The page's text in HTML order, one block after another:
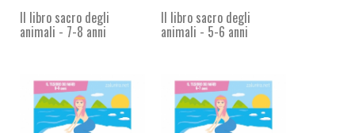
Il libro sacro degli
animali - 7-8 anni
Il libro sacro degli
animali - 5-6 anni